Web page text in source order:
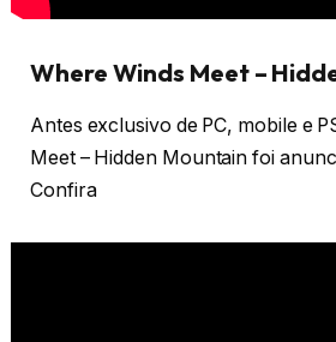
Where Winds Meet –
Antes exclusivo de PC, mobile e
Meet – Hidden Mountain foi
Confira